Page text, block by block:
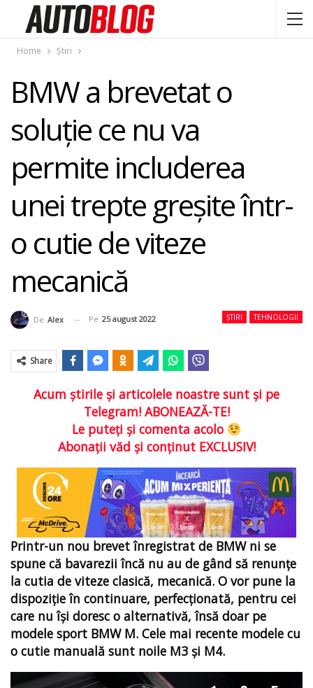
Home Știri
BMW a brevetat o
soluţie ce nu va
permite includerea
unei trepte greşite într-
o cutie de viteze
mecanică
ȘTIRI TEHNOLOGII
De Alex Pe 25 august 2022
Share
Acum ştirile şi articolele noastre sunt şi pe
Telegram! ABONEAZĂ-TE!
Le puteţi şi comenta acolo
Abonaţii văd şi conţinut EXCLUSIV!
Printr-un nou brevet înregistrat de BMW ni se
spune că bavarezii încă nu au de gând să renunţe
la cutia de viteze clasică, mecanică. O vor pune la
dispoziţie în continuare, perfecţionată, pentru cei
care nu îşi doresc o alternativă, însă doar pe
modele sport BMW M. Cele mai recente modele cu
o cutie manuală sunt noile M3 şi M4.